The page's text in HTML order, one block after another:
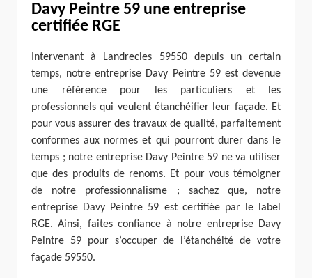
Davy Peintre 59 une entreprise
certifiée RGE
Intervenant à Landrecies 59550 depuis un certain
temps, notre entreprise Davy Peintre 59 est devenue
une référence pour les particuliers et les
professionnels qui veulent étanchéifier leur façade. Et
pour vous assurer des travaux de qualité, parfaitement
conformes aux normes et qui pourront durer dans le
temps ; notre entreprise Davy Peintre 59 ne va utiliser
que des produits de renoms. Et pour vous témoigner
de notre professionnalisme ; sachez que, notre
entreprise Davy Peintre 59 est certifiée par le label
RGE. Ainsi, faites confiance à notre entreprise Davy
Peintre 59 pour s’occuper de l’étanchéité de votre
façade 59550.